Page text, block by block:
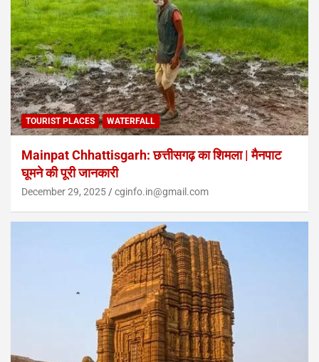
TOURIST PLACES WATERFALL
Mainpat Chhattisgarh: छत्तीसगढ़ का शिमला | मैनपाट
घूमने की पूरी जानकारी
December 29, 2025 cginfo.in@gmail.com